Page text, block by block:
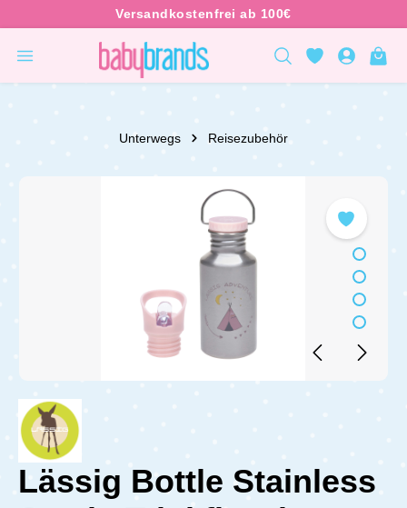
Unterwegs Reisezubehör
Lässig Bottle Stainless